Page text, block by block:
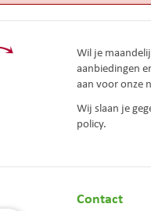
Wil je
aanbiedingen
aan voor onze
Wij slaan je
policy.
Contact